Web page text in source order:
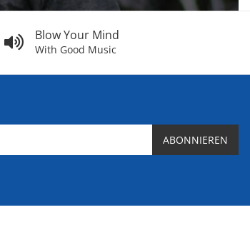
Blow Your Mind
With Good Music
ABONNIEREN